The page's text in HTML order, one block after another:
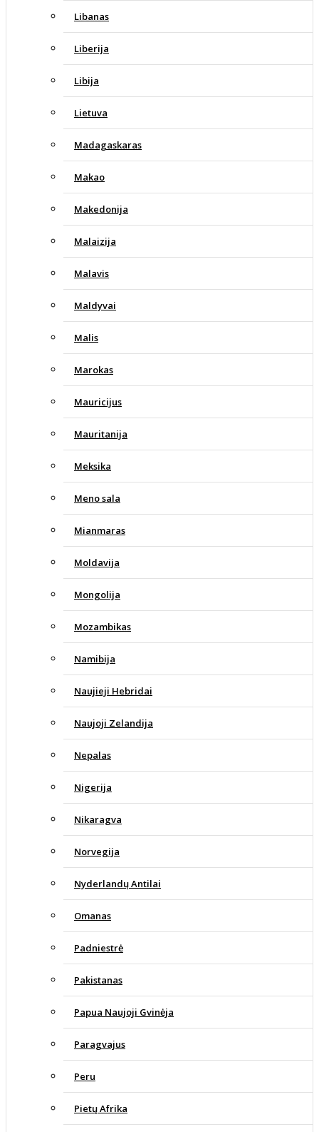
Libanas
Liberija
Libija
Lietuva
Madagaskaras
Makao
Makedonija
Malaizija
Malavis
Maldyvai
Malis
Marokas
Mauricijus
Mauritanija
Meksika
Meno sala
Mianmaras
Moldavija
Mongolija
Mozambikas
Namibija
Naujieji Hebridai
Naujoji Zelandija
Nepalas
Nigerija
Nikaragva
Norvegija
Nyderlandų Antilai
Omanas
Padniestrė
Pakistanas
Papua Naujoji Gvinėja
Paragvajus
Peru
Pietų Afrika